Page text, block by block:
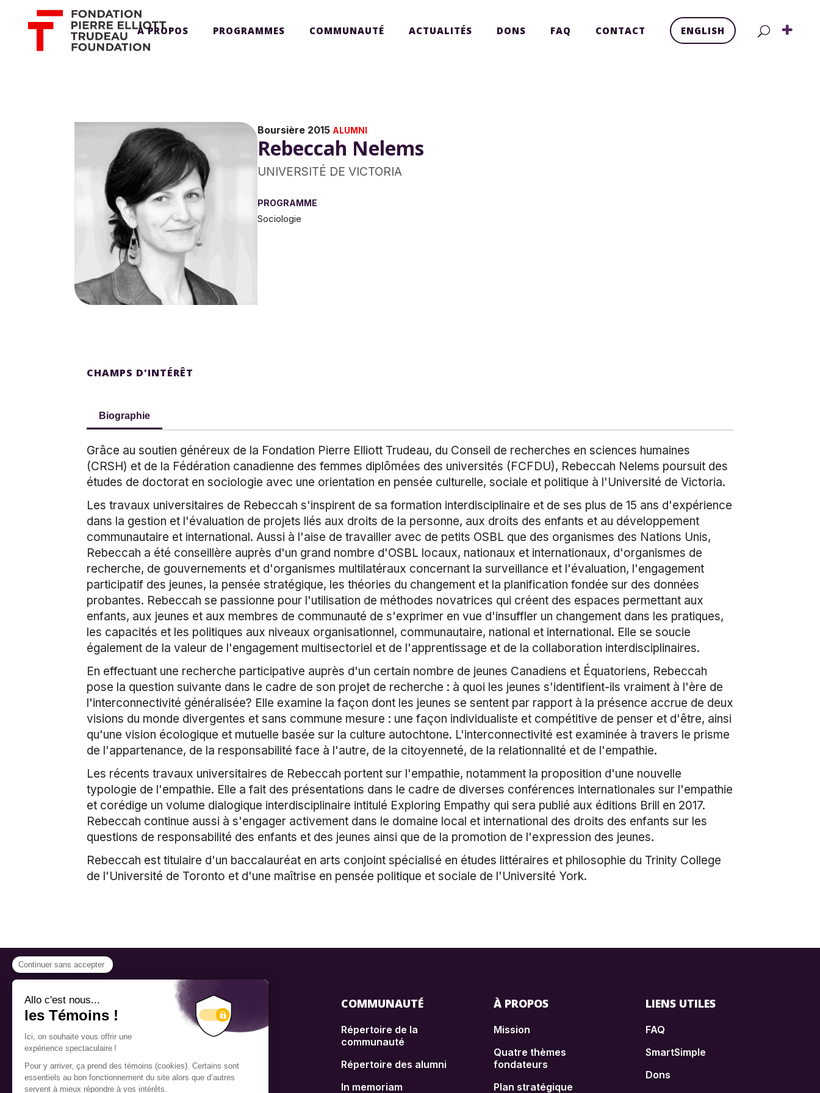
À PROPOS PROGRAMMES COMMUNAUTÉ ACTUALITÉS DONS FAQ CONTACT ENGLISH
Boursière 2015 ALUMNI
Rebeccah Nelems
UNIVERSITÉ DE VICTORIA
PROGRAMME
Sociologie
CHAMPS D'INTÉRÊT
Biographie
Grâce au soutien généreux de la Fondation Pierre Elliott Trudeau, du Conseil de recherches en sciences humaines
(CRSH) et de la Fédération canadienne des femmes diplômées des universités (FCFDU), Rebeccah Nelems poursuit des
études de doctorat en sociologie avec une orientation en pensée culturelle, sociale et politique à l'Université de Victoria.
Les travaux universitaires de Rebeccah s'inspirent de sa formation interdisciplinaire et de ses plus de 15 ans d'expérience
dans la gestion et l'évaluation de projets liés aux droits de la personne, aux droits des enfants et au développement
communautaire et international. Aussi à l'aise de travailler avec de petits OSBL que des organismes des Nations Unis,
Rebeccah a été conseillère auprès d'un grand nombre d'OSBL locaux, nationaux et internationaux, d'organismes de
recherche, de gouvernements et d'organismes multilatéraux concernant la surveillance et l'évaluation, l'engagement
participatif des jeunes, la pensée stratégique, les théories du changement et la planification fondée sur des données
probantes. Rebeccah se passionne pour l'utilisation de méthodes novatrices qui créent des espaces permettant aux
enfants, aux jeunes et aux membres de communauté de s'exprimer en vue d'insuffler un changement dans les pratiques,
les capacités et les politiques aux niveaux organisationnel, communautaire, national et international. Elle se soucie
également de la valeur de l'engagement multisectoriel et de l'apprentissage et de la collaboration interdisciplinaires.
En effectuant une recherche participative auprès d'un certain nombre de jeunes Canadiens et Équatoriens, Rebeccah
pose la question suivante dans le cadre de son projet de recherche : à quoi les jeunes s'identifient-ils vraiment à l'ère de
l'interconnectivité généralisée? Elle examine la façon dont les jeunes se sentent par rapport à la présence accrue de deux
visions du monde divergentes et sans commune mesure : une façon individualiste et compétitive de penser et d'être, ainsi
qu'une vision écologique et mutuelle basée sur la culture autochtone. L'interconnectivité est examinée à travers le prisme
de l'appartenance, de la responsabilité face à l'autre, de la citoyenneté, de la relationnalité et de l'empathie.
Les récents travaux universitaires de Rebeccah portent sur l'empathie, notamment la proposition d'une nouvelle
typologie de l'empathie. Elle a fait des présentations dans le cadre de diverses conférences internationales sur l'empathie
et corédige un volume dialogique interdisciplinaire intitulé Exploring Empathy qui sera publié aux éditions Brill en 2017.
Rebeccah continue aussi à s'engager activement dans le domaine local et international des droits des enfants sur les
questions de responsabilité des enfants et des jeunes ainsi que de la promotion de l'expression des jeunes.
Rebeccah est titulaire d'un baccalauréat en arts conjoint spécialisé en études littéraires et philosophie du Trinity College
de l'Université de Toronto et d'une maîtrise en pensée politique et sociale de l'Université York.
Nous reconnaissons
respectueusement que les
bureaux de la Fondation Pierre
Elliott Trudeau sont situés sur le
PROGRAMMES
Bourse
Mentorat
COMMUNAUTÉ
Répertoire de la
communauté
Répertoire des alumni
In memoriam
À PROPOS
Mission
Quatre thèmes
fondateurs
Plan stratégique
LIENS UTILES
FAQ
SmartSimple
Dons